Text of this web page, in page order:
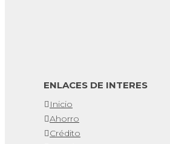
ENLACES DE INTERES
Inicio
Ahorro
Crédito